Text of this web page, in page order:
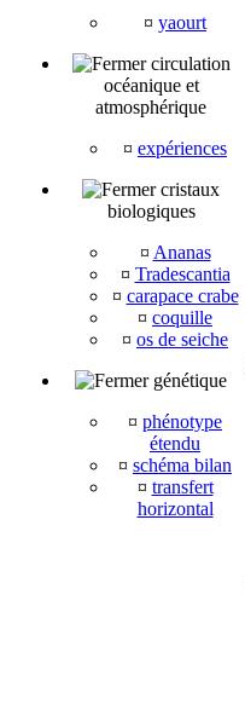
¤ yaourt
circulation
océanique et
atmosphérique
¤ expériences
cristaux
biologiques
¤ Ananas
¤ Tradescantia
¤ carapace crabe
¤ coquille
¤ os de seiche
génétique
¤ phénotype
étendu
¤ schéma bilan
¤ transfert
horizontal